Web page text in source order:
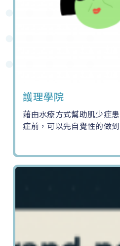
護理學院
藉由水療方式幫助肌少症
症前，可以先自覺性的做